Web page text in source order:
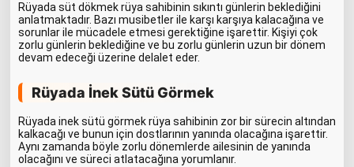
Rüyada süt dökmek rüya sahibinin sıkıntı günlerin beklediğini
anlatmaktadır. Bazı musibetler ile karşı karşıya kalacağına ve
sorunlar ile mücadele etmesi gerektiğine işarettir. Kişiyi çok
zorlu günlerin beklediğine ve bu zorlu günlerin uzun bir dönem
devam edeceği üzerine delalet eder.
Rüyada İnek Sütü Görmek
Rüyada inek sütü görmek rüya sahibinin zor bir sürecin altından
kalkacağı ve bunun için dostlarının yanında olacağına işarettir.
Aynı zamanda böyle zorlu dönemlerde ailesinin de yanında
olacağını ve süreci atlatacağına yorumlanır.